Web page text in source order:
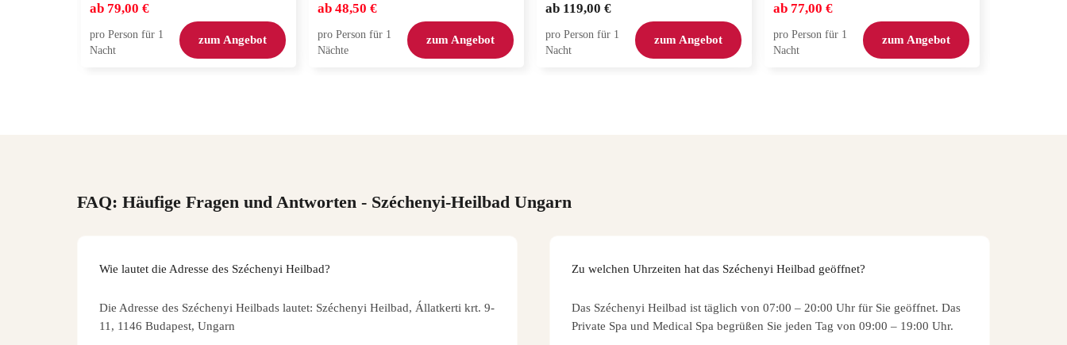
ab 79,00 €
pro Person für 1
Nacht
zum Angebot
ab 48,50 €
pro Person für 1
Nächte
zum Angebot
ab 119,00 €
pro Person für 1
Nacht
zum Angebot
ab 77,00 €
pro Person für 1
Nacht
zum Angebot
FAQ: Häufige Fragen und Antworten - Széchenyi-Heilbad Ungarn
Wie lautet die Adresse des Széchenyi Heilbad?
Die Adresse des Széchenyi Heilbads lautet: Széchenyi Heilbad, Állatkerti krt. 9-
11, 1146 Budapest, Ungarn
Zu welchen Uhrzeiten hat das Széchenyi Heilbad geöffnet?
Das Széchenyi Heilbad ist täglich von 07:00 – 20:00 Uhr für Sie geöffnet. Das
Private Spa und Medical Spa begrüßen Sie jeden Tag von 09:00 – 19:00 Uhr.